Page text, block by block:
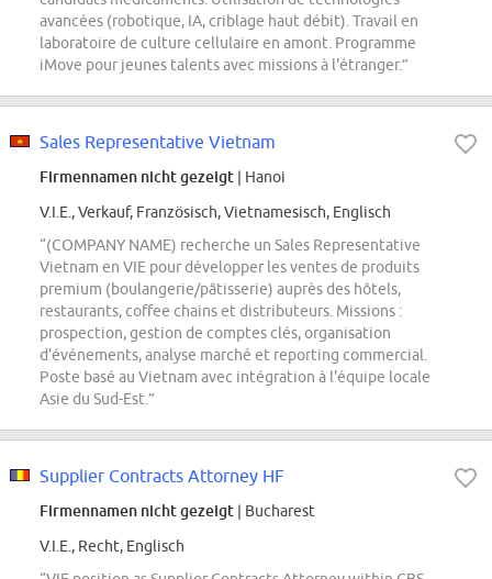
avancées (robotique, IA, criblage haut débit). Travail en
laboratoire de culture cellulaire en amont. Programme
iMove pour jeunes talents avec missions à l'étranger.”
Sales Representative Vietnam
Firmennamen nicht gezeigt | Hanoi
V.I.E., Verkauf, Französisch, Vietnamesisch, Englisch
“(COMPANY NAME) recherche un Sales Representative
Vietnam en VIE pour développer les ventes de produits
premium (boulangerie/pâtisserie) auprès des hôtels,
restaurants, coffee chains et distributeurs. Missions :
prospection, gestion de comptes clés, organisation
d'événements, analyse marché et reporting commercial.
Poste basé au Vietnam avec intégration à l'équipe locale
Asie du Sud-Est.”
Supplier Contracts Attorney HF
Firmennamen nicht gezeigt | Bucharest
V.I.E., Recht, Englisch